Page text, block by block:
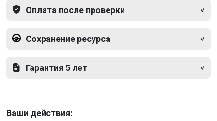
Оплата после проверки
Сохранение ресурса
Гарантия 5 лет
Ваши действия: